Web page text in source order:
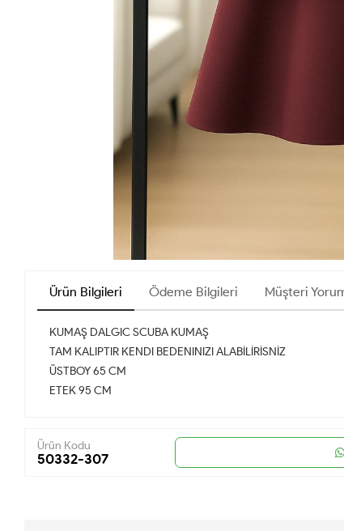
Ürün Bilgileri Ödeme Bilgileri Müşteri
KUMAŞ DALGIC SCUBA KUMAŞ
TAM KALIPTIR KENDI BEDENINIZI ALABİLİRİSNİZ
ÜSTBOY 65 CM
ETEK 95 CM
Ürün Kodu
50332-307